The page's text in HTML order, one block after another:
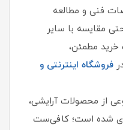
فنی و مطالعه
مقایسه با سایر
خرید مطمئن،
فروشگاه اینترنتی و
از محصولات آرایشی،
شده است؛ کافی‌ست